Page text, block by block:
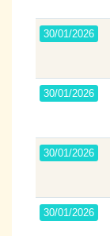
30/01/2026
30/01/2026
30/01/2026
30/01/2026